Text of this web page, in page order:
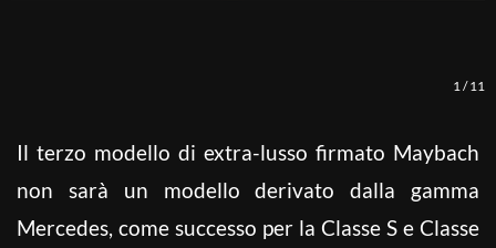
1 /11
Il terzo modello di extra-lusso firmato Maybach
non sarà un modello derivato dalla gamma
Mercedes, come successo per la Classe S e Classe